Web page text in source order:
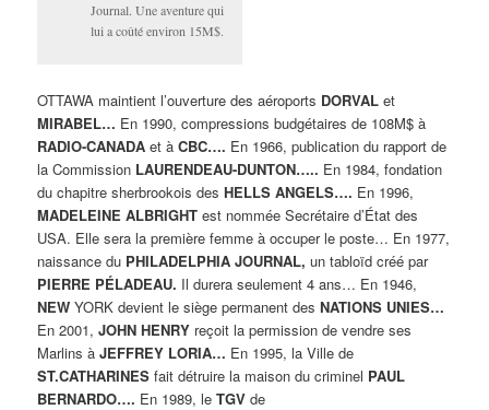
Journal. Une aventure qui
lui a coûté environ 15M$.
OTTAWA maintient l’ouverture des aéroports DORVAL et
MIRABEL… En 1990, compressions budgétaires de 108M$ à
RADIO-CANADA et àCBC…. En 1966, publication du rapport de
la Commission LAURENDEAU-DUNTON….. En 1984, fondation
du chapitre sherbrookois desHELLS ANGELS…. En 1996,
MADELEINE ALBRIGHT est nommée Secrétaire d’État des
USA. Elle sera la première femme à occuper le poste… En 1977,
naissance du PHILADELPHIA JOURNAL, un tabloïd créé par
PIERRE PÉLADEAU. Il durera seulement 4 ans… En 1946,
NEW YORK devient le siège permanent desNATIONS UNIES…
En 2001,JOHN HENRY reçoit la permission de vendre ses
Marlins àJEFFREY LORIA… En 1995, la Ville de
ST.CATHARINES fait détruire la maison du criminel PAUL
BERNARDO…. En 1989, leTGV de